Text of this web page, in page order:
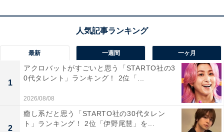
になる」（50代男性／長野県）、「秋田県外へ出たと
地名のナンバープレートだから」（20代男性／和歌山
県）、「秋田県といえば秋田犬なので、ナンバープレー
トに秋田犬のイラストをつけたいと思ったため」（20代
女性／群馬県）といった声がありました。
※回答者のコメントは原文ママです
最新 一週間 一ヶ月
1
アクロバットがすごいと思う「STARTO社の3
0代タレント」ランキング！ 2位「...
2026/08/08
2
癒し系だと思う「STARTO社の30代タレン
ト」ランキング！ 2位「伊野尾慧」を...